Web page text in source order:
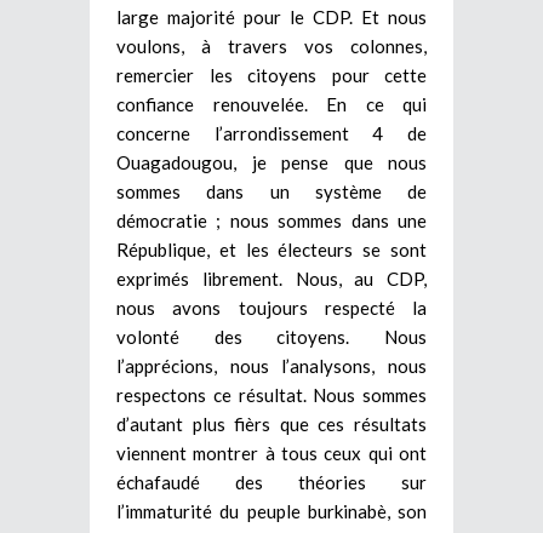
large majorité pour le CDP. Et nous
voulons, à travers vos colonnes,
remercier les citoyens pour cette
confiance renouvelée. En ce qui
concerne l’arrondissement 4 de
Ouagadougou, je pense que nous
sommes dans un système de
démocratie ; nous sommes dans une
République, et les électeurs se sont
exprimés librement. Nous, au CDP,
nous avons toujours respecté la
volonté des citoyens. Nous
l’apprécions, nous l’analysons, nous
respectons ce résultat. Nous sommes
d’autant plus fièrs que ces résultats
viennent montrer à tous ceux qui ont
échafaudé des théories sur
l’immaturité du peuple burkinabè, son